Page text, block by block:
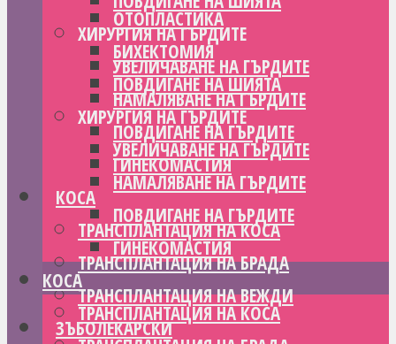
ХИРУРГИЯ НА ГЪРДИТЕ
УВЕЛИЧАВАНЕ НА ГЪРДИТЕ
НАМАЛЯВАНЕ НА ГЪРДИТЕ
ПОВДИГАНЕ НА ГЪРДИТЕ
ГИНЕКОМАСТИЯ
КОСА
ТРАНСПЛАНТАЦИЯ НА КОСА
ТРАНСПЛАНТАЦИЯ НА БРАДА
ТРАНСПЛАНТАЦИЯ НА ВЕЖДИ
ЗЪБОЛЕКАРСКИ
ОТОПЛАСТИКА
БИХЕКТОМИЯ
ПОВДИГАНЕ НА ШИЯТА
ХИРУРГИЯ НА ГЪРДИТЕ
УВЕЛИЧАВАНЕ НА ГЪРДИТЕ
НАМАЛЯВАНЕ НА ГЪРДИТЕ
ПОВДИГАНЕ НА ГЪРДИТЕ
ГИНЕКОМАСТИЯ
КОСА
ТРАНСПЛАНТАЦИЯ НА КОСА